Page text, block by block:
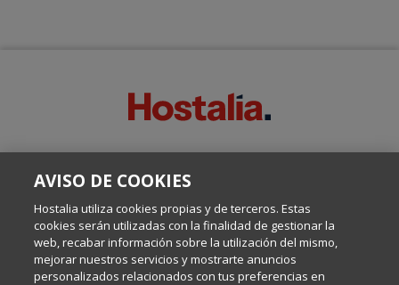
Escrito por el equipo de Comunicación de Hostalia, dirigido por
Internet y Tecnología.
Política de privacidad
AVISO DE COOKIES
Hostalia utiliza cookies propias y de terceros. Estas
cookies serán utilizadas con la finalidad de gestionar la
web, recabar información sobre la utilización del mismo,
mejorar nuestros servicios y mostrarte anuncios
personalizados relacionados con tus preferencias en